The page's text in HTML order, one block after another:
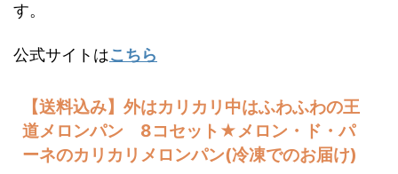
す。
公式サイトはこちら
【送料込み】外はカリカリ中はふわふわの王
道メロンパン 8コセット★メロン・ド・パ
ーネのカリカリメロンパン(冷凍でのお届け)